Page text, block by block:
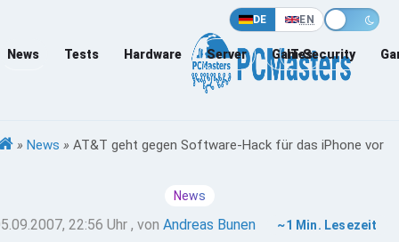
DE EN
News Tests Hardware Server Games
IT-Security
» News » AT&T geht gegen Software-Hack für das iPhone vor
News
22:56 Uhr , vonAndreas Bunen ~1 Min. Lesezeit